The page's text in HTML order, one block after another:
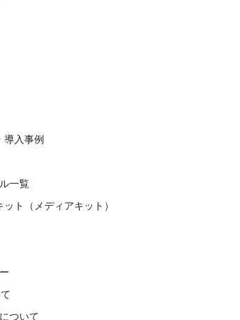
導入事例
一覧
ト（メディアキット）
ついて